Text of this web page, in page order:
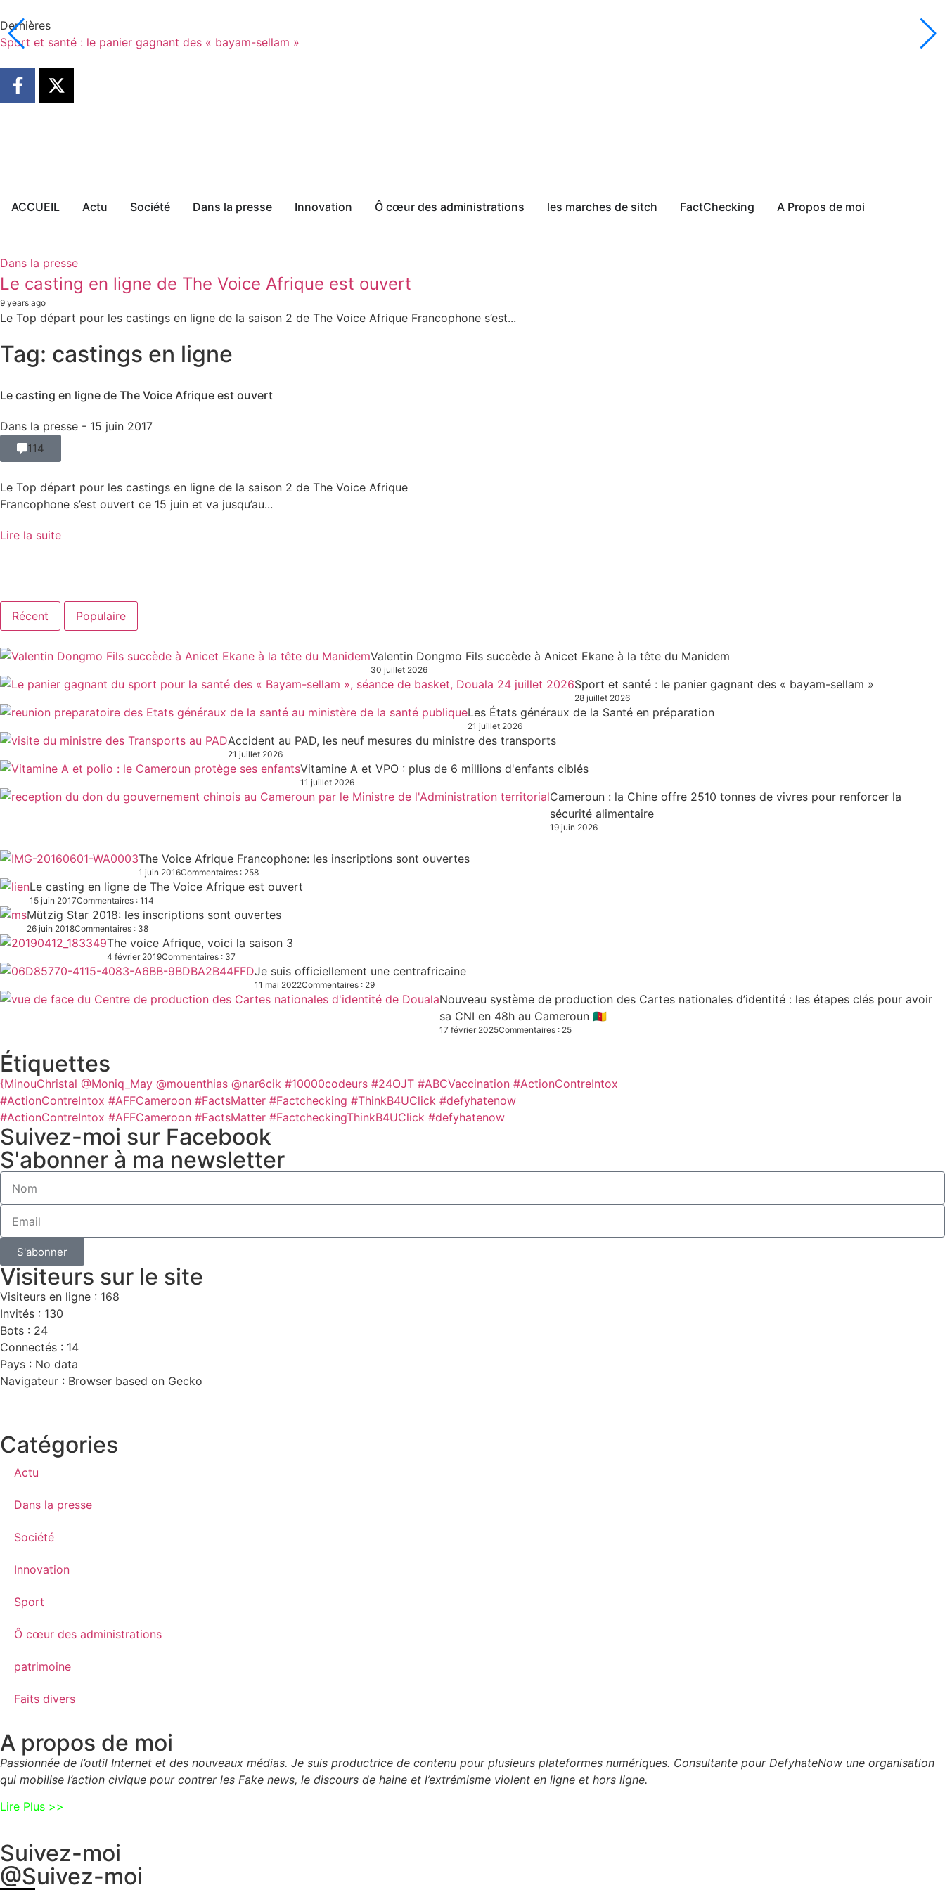
Dernières
Sport et santé : le panier gagnant des « bayam-sellam »
ACCUEIL Actu Société Dans la presse Innovation Ô cœur des administrations les marches de sitch FactChecking A Propos de moi
Dans la presse
Le casting en ligne de The Voice Afrique est ouvert
9 years ago
Le Top départ pour les castings en ligne de la saison 2 de The Voice Afrique Francophone s’est...
Tag: castings en ligne
Le casting en ligne de The Voice Afrique est ouvert
Dans la presse - 15 juin 2017
114
Le Top départ pour les castings en ligne de la saison 2 de The Voice Afrique
Francophone s’est ouvert ce 15 juin et va jusqu’au...
Lire la suite
Récent Populaire
Valentin Dongmo Fils succède à Anicet Ekane à la tête du Manidem
30 juillet 2026
Sport et santé : le panier gagnant des « bayam-sellam »
28 juillet 2026
Les États généraux de la Santé en préparation
21 juillet 2026
Accident au PAD, les neuf mesures du ministre des transports
21 juillet 2026
Vitamine A et VPO : plus de 6 millions d'enfants ciblés
11 juillet 2026
Cameroun : la Chine offre 2510 tonnes de vivres pour renforcer la
sécurité alimentaire
19 juin 2026
The Voice Afrique Francophone: les inscriptions sont ouvertes
1 juin 2016Commentaires : 258
Le casting en ligne de The Voice Afrique est ouvert
15 juin 2017Commentaires : 114
Mützig Star 2018: les inscriptions sont ouvertes
26 juin 2018Commentaires : 38
The voice Afrique, voici la saison 3
4 février 2019Commentaires : 37
Je suis officiellement une centrafricaine
11 mai 2022Commentaires : 29
Nouveau système de production des Cartes nationales d’identité : les étapes clés pour avoir
sa CNI en 48h au Cameroun 🇨🇲
17 février 2025Commentaires : 25
Étiquettes
{MinouChristal @Moniq_May @mouenthias @nar6cik #10000codeurs #24OJT #ABCVaccination #ActionContreIntox
#ActionContreIntox #AFFCameroon #FactsMatter #Factchecking #ThinkB4UClick #defyhatenow
#ActionContreIntox #AFFCameroon #FactsMatter #FactcheckingThinkB4UClick #defyhatenow
Suivez-moi sur Facebook
S'abonner à ma newsletter
S'abonner
Visiteurs sur le site
Visiteurs en ligne : 168
Invités : 130
Bots : 24
Connectés : 14
Pays : No data
Navigateur : Browser based on Gecko
Catégories
Actu
Dans la presse
Société
Innovation
Sport
Ô cœur des administrations
patrimoine
Faits divers
A propos de moi
Passionnée de l’outil Internet et des nouveaux médias. Je suis productrice de contenu pour plusieurs plateformes numériques. Consultante pour DefyhateNow une organisation
qui mobilise l’action civique pour contrer les Fake news, le discours de haine et l’extrémisme violent en ligne et hors ligne.
Lire Plus >>
Suivez-moi
@Suivez-moi